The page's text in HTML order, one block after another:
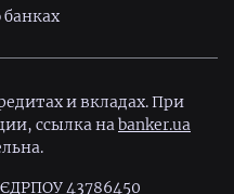
и вкладах. При
ссылка наbanker.ua
43786450